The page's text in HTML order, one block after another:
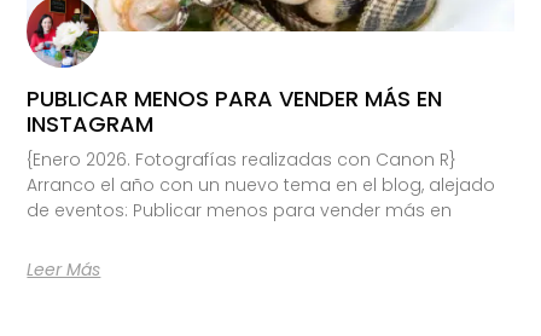
PUBLICAR MENOS PARA VENDER MÁS EN
INSTAGRAM
{Enero 2026. Fotografías realizadas con Canon R}
Arranco el año con un nuevo tema en el blog, alejado
de eventos: Publicar menos para vender más en
Leer Más